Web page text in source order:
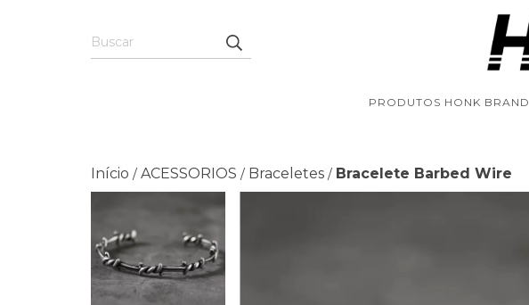
PRODUTOS HONK BRAND
Início / ACESSORIOS / Braceletes / Bracelete Barbed Wire